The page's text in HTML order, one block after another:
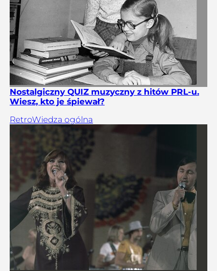
Nostalgiczny QUIZ muzyczny z hitów PRL-u.
Wiesz, kto je śpiewał?
RetroWiedza ogólna